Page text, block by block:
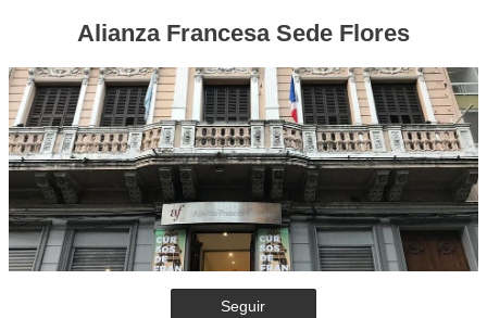
Alianza Francesa Sede Flores
Seguir